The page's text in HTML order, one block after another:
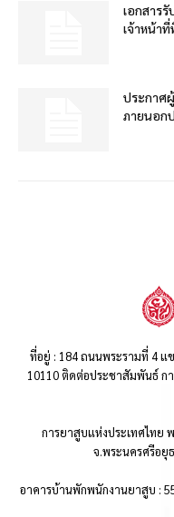
เอกสาร
เจ้าหน้า
ประกาศ
ภายนอก
ที่อยู่ : 184 ถนนพระรามที่ 4 แ
10110 ติดต่อประชาสัมพันธ์ ก
การยาสูบแห่งประเทศไทย
จ.พระนครศรีอยุ
อาคารบ้านพักพนักงานยาสูบ :